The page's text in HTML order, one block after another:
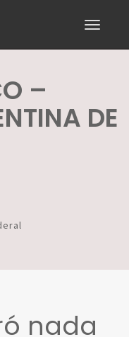
Toggle
–
DE
nada